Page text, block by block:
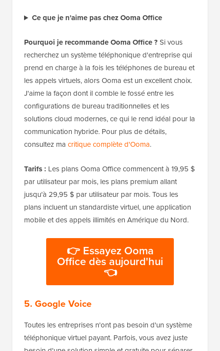
Ce que je n'aime pas chez Ooma Office
Pourquoi je recommande Ooma Office ?Si vous
recherchez un système téléphonique d'entreprise qui
prend en charge à la fois les téléphones de bureau et
les appels virtuels, alors Ooma est un excellent choix.
J'aime la façon dont il comble le fossé entre les
configurations de bureau traditionnelles et les
solutions cloud modernes, ce qui le rend idéal pour la
communication hybride. Pour plus de détails,
consultez ma critique complète d'Ooma.
Tarifs : Les plans Ooma Office commencent à 19,95 $
par utilisateur par mois, les plans premium allant
jusqu'à 29,95 $ par utilisateur par mois. Tous les
plans incluent un standardiste virtuel, une application
mobile et des appels illimités en Amérique du Nord.
👉 Essayez Ooma
Office dès aujourd'hui
👈
5. Google Voice
Toutes les entreprises n'ont pas besoin d'un système
téléphonique virtuel payant. Parfois, vous avez juste